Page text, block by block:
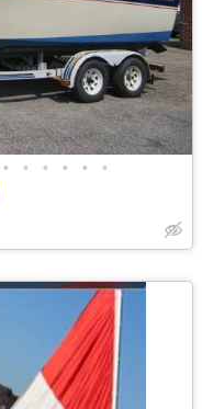
• • • • • •